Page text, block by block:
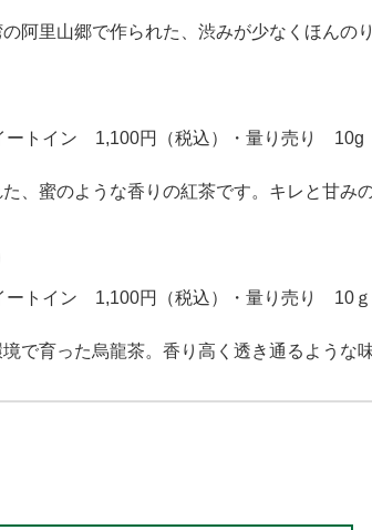
阿里山郷で作られた、渋みが少なくほんの
トイン 1,100円（税込）・量り売り 10g
、蜜のような香りの紅茶です。キレと甘み
トイン 1,100円（税込）・量り売り 10
で育った烏龍茶。香り高く透き通るような味